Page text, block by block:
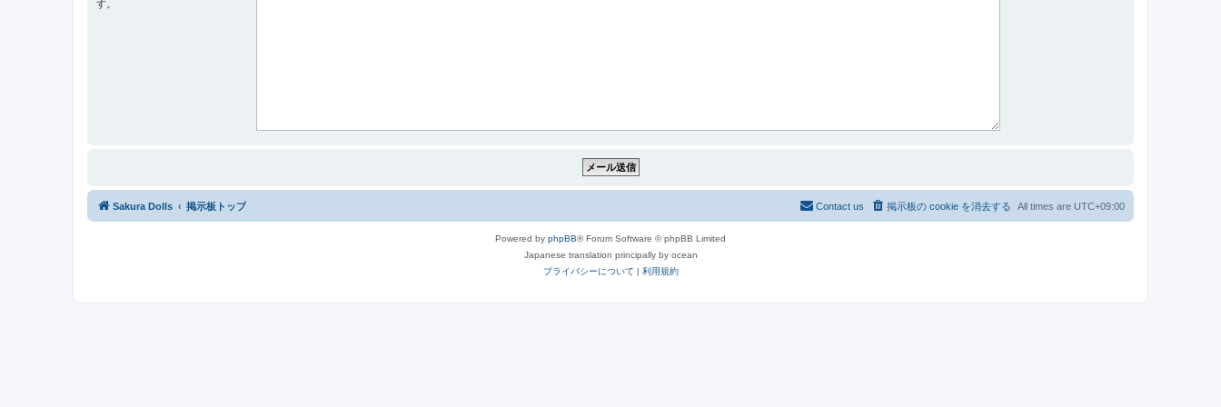
す。
Sakura Dolls 掲示板トップ All times are UTC+09:00
掲示板の cookie を消去する
Contact us
Powered by phpBB® Forum Software © phpBB Limited
Japanese translation principally by ocean
プライバシーについて | 利用規約